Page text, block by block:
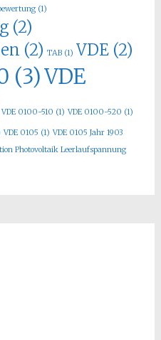
(1)
(2)
(2) TAB(1) VDE(2)
(3)VDE
VDE 0100-510 (1) VDE 0100-520 (1)
VDE 0105 (1) VDE 0105 Jahr 1903
Photovoltaik Leerlaufspannung